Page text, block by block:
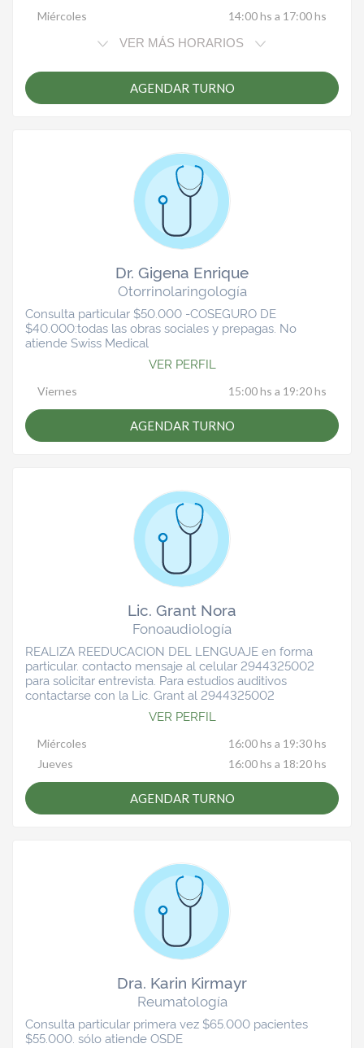
Miércoles
14:00 hs a 17:00 hs
VER MÁS HORARIOS
AGENDAR TURNO
Dr. Gigena Enrique
Otorrinolaringología
Consulta particular $50.000 -COSEGURO DE
$40.000:todas las obras sociales y prepagas. No
atiende Swiss Medical
VER PERFIL
Viernes 15:00 hs a 19:20 hs
AGENDAR TURNO
Lic. Grant Nora
Fonoaudiología
REALIZA REEDUCACION DEL LENGUAJE en forma
particular. contacto mensaje al celular 2944325002
para solicitar entrevista. Para estudios auditivos
contactarse con la Lic. Grant al 2944325002
VER PERFIL
Miércoles
16:00 hs a 19:30 hs
Jueves
16:00 hs a 18:20 hs
AGENDAR TURNO
Dra. Karin Kirmayr
Reumatología
Consulta particular primera vez $65.000 pacientes
$55.000. sólo atiende OSDE